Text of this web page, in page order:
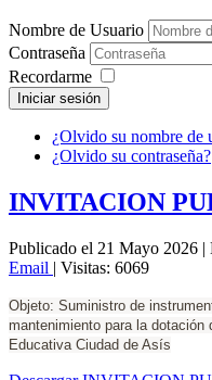
Nombre de Usuario
Contraseña
Recordarme
Iniciar sesión
¿Olvido su nombre de
¿Olvido su contraseña?
INVITACION
Publicado el 21 Mayo 2026 |
Email | Visitas: 6069
Objeto: Suministro de
mantenimiento para la
Educativa Ciudad de Asís